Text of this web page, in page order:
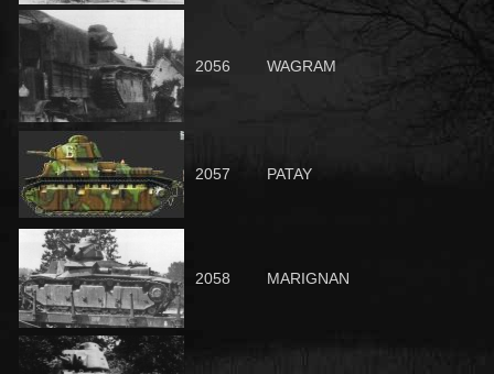
2056 WAGRAM
2057 PATAY
2058 MARIGNAN